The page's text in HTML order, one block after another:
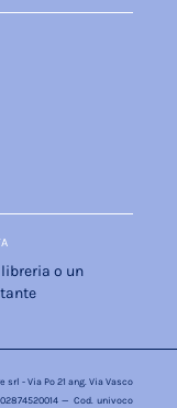
o un
- Via Po 21 ang. Via Vasco
— Cod. univoco